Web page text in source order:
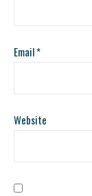
Email*
Website